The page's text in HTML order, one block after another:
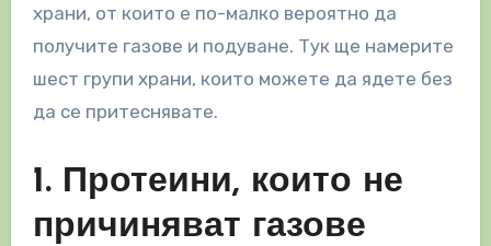
храни, от които е по-малко вероятно да
получите газове и подуване. Тук ще намерите
шест групи храни, които можете да ядете без
да се притеснявате.
1. Протеини, които не
причиняват газове